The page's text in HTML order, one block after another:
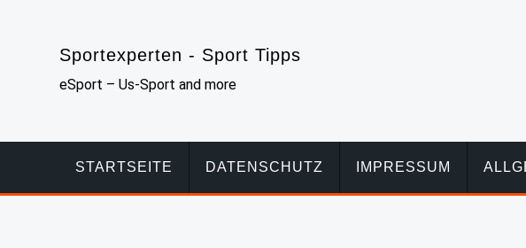
Sportexperten - Sport Tipps
eSport – Us-Sport and more
STARTSEITE DATENSCHUTZ IMPRESSUM